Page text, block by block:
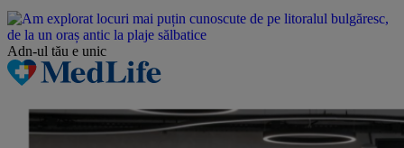
Adn-ul tău e unic